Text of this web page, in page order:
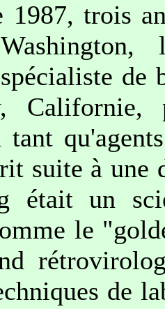
1987, trois
de
suite à une
était un
le
de